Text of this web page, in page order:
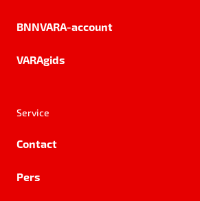
BNNVARA-account
VARAgids
Service
Contact
Pers